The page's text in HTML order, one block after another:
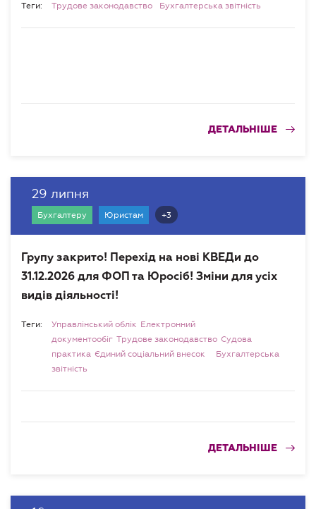
Теги: Трудове законодавство Бухгалтерська звітність
ДЕТАЛЬНІШЕ
29 липня
Бухгалтеру Юристам +3
Групу закрито! Перехід на нові КВЕДи до
31.12.2026 для ФОП та Юросіб! Зміни для усіх
видів діяльності!
Теги: Управлінський облік Електронний
документообіг Трудове законодавство Судова
практика Єдиний соціальний внесок
Бухгалтерська
звітність
ДЕТАЛЬНІШЕ